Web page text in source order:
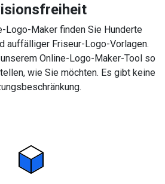
Logo-Maker finden Sie Hunderte
auffälliger Friseur-Logo-Vorlagen.
Online-Logo-Maker-Tool so
wie Sie möchten. Es gibt keine